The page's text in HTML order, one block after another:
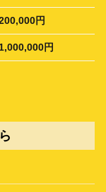
円
円